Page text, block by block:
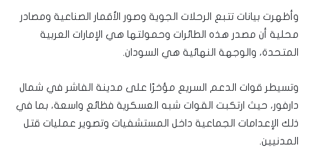
وأظهرت بيانات تتبع الرحلات الجوية وصور الأقمار الصناعية ومصادر
محلية أن مصدر هذه الطائرات وحمولتها هي الإمارات العربية
المتحدة، والوجهة النهائية هي السودان.
وتسيطر قوات الدعم السريع مؤخرًا على مدينة الفاشر في شمال
دارفور، حيث ارتكبت القوات شبه العسكرية فظائع واسعة، بما في
ذلك الإعدامات الجماعية داخل المستشفيات وتصوير عمليات قتل
المدنيين.